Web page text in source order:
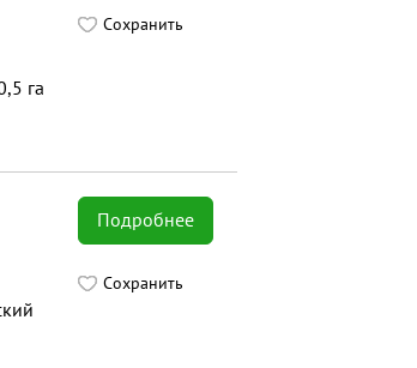
Сохранить
га
Подробнее
Сохранить